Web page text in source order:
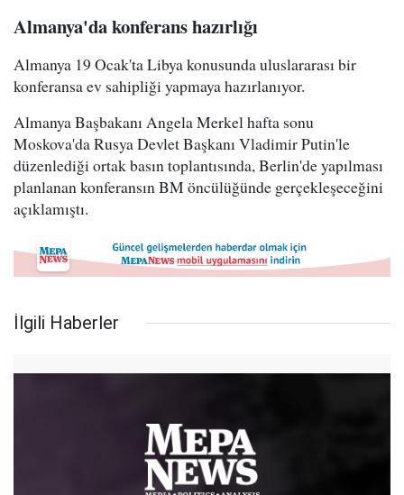
Almanya'da konferans hazırlığı
Almanya 19 Ocak'ta Libya konusunda uluslararası bir
konferansa ev sahipliği yapmaya hazırlanıyor.
Almanya Başbakanı Angela Merkel hafta sonu
Moskova'da Rusya Devlet Başkanı Vladimir Putin'le
düzenlediği ortak basın toplantısında, Berlin'de yapılması
planlanan konferansın BM öncülüğünde gerçekleşeceğini
açıklamıştı.
İlgili Haberler